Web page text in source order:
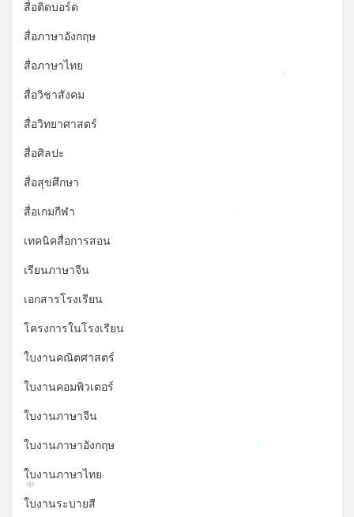
สื่อติดบอร์ด
สื่อภาษาอังกฤษ
สื่อภาษาไทย
สื่อวิชาสังคม
สื่อวิทยาศาสตร์
สื่อศิลปะ
สื่อสุขศึกษา
สื่อเกมกีฬา
เทคนิคสื่อการสอน
เรียนภาษาจีน
เอกสารโรงเรียน
โครงการในโรงเรียน
ใบงานคณิตศาสตร์
ใบงานคอมพิวเตอร์
ใบงานภาษาจีน
ใบงานภาษาอังกฤษ
ใบงานภาษาไทย
ใบงานระบายสี
*
*